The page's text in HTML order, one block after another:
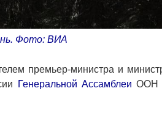
Фото: ВИА
премьер-министра и
Генеральной Ассамблеи ООН